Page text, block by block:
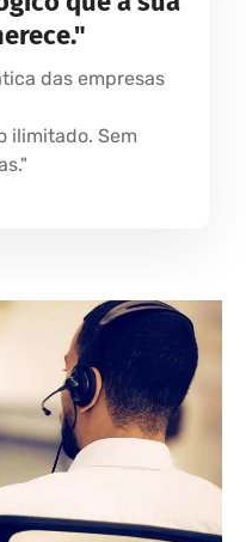
das empresas
ilimitado. Sem